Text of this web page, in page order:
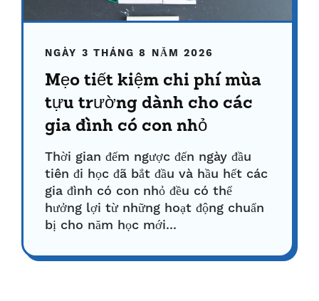
NGÀY 3 THÁNG 8 NĂM 2026
Mẹo tiết kiệm chi phí mùa
tựu trường dành cho các
gia đình có con nhỏ
Thời gian đếm ngược đến ngày đầu
tiên đi học đã bắt đầu và hầu hết các
gia đình có con nhỏ đều có thể
hưởng lợi từ những hoạt động chuẩn
bị cho năm học mới...